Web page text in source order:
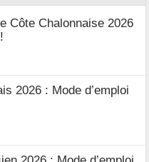
Côte Chalonnaise 2026
2026 : Mode d’emploi